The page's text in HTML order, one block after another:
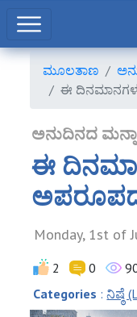
ಮೂಲತಾಣ
ಈ
ಅನುದಿನದ
ಈ
Monday, 1st of
2 0
Categories :ನಿಷ್ಠೆ